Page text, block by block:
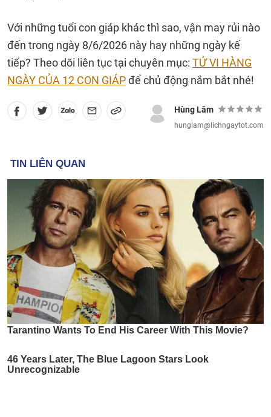
Với những tuổi con giáp khác thì sao, vận may rủi nào
đến trong ngày 8/6/2026 này hay những ngày kế
tiếp? Theo dõi liên tục tại chuyên mục: TỬ VI HÀNG
NGÀY CỦA 12 CON GIÁPđể chủ động nắm bắt nhé!
Hùng Lâm
hunglam@lichngaytot.com